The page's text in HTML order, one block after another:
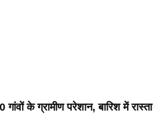
के ग्रामीण परेशान, बारिश में रास्ता